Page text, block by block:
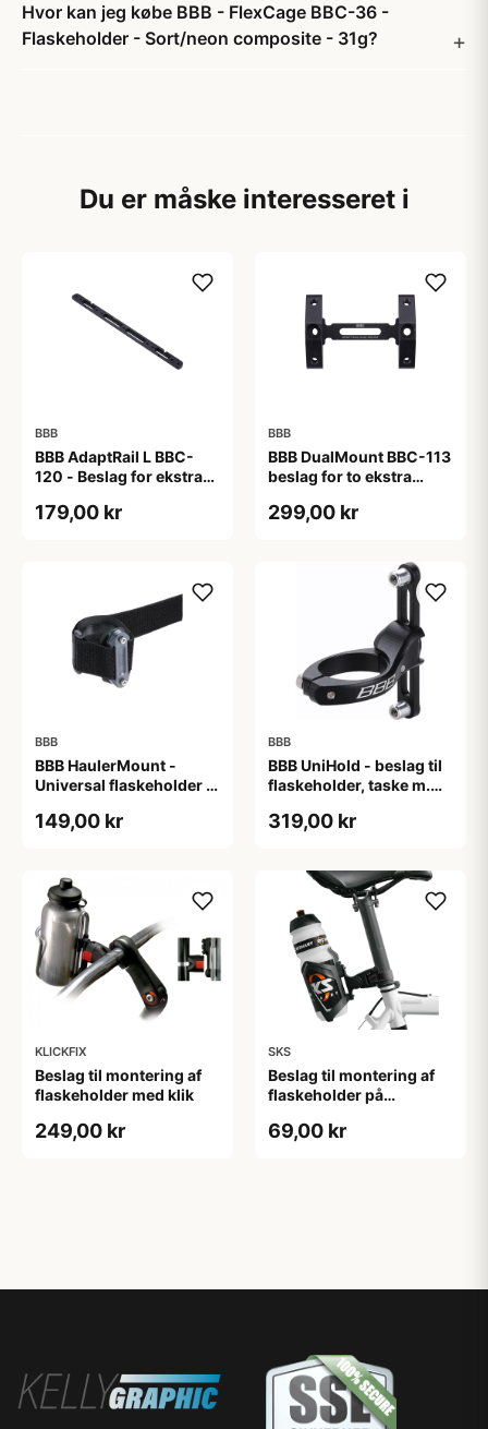
Hvor kan jeg købe BBB - FlexCage BBC-36 -
Flaskeholder - Sort/neon composite - 31g?
Du er måske interesseret i
BBB
BBB AdaptRail L BBC-
120 - Beslag for ekstra
tilbehør - Matsort
179,00 kr
BBB
BBB DualMount BBC-113
beslag for to ekstra
299,00 kr
BBB
BBB HaulerMount -
Universal flaskeholder -
149,00 kr
BBB
BBB UniHold - beslag til
flaskeholder, taske m.m.
319,00 kr
KLICKFIX
Beslag til montering af
flaskeholder med klik
249,00 kr
SKS
Beslag til montering af
flaskeholder på
69,00 kr